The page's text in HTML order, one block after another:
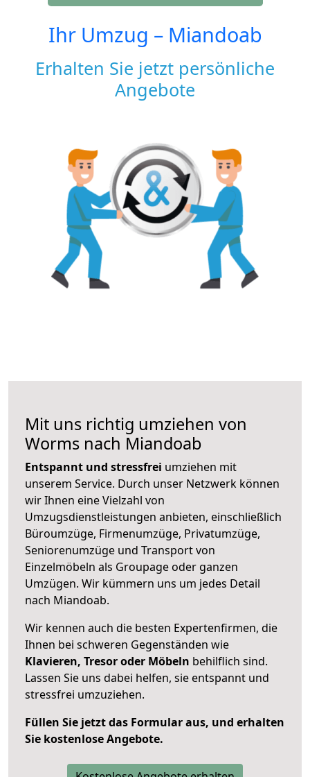
Ihr Umzug – Miandoab
Erhalten Sie jetzt persönliche
Angebote
Mit uns richtig umziehen von
Worms nach Miandoab
Entspannt und stressfrei umziehen mit
unserem Service. Durch unser Netzwerk können
wir Ihnen eine Vielzahl von
Umzugsdienstleistungen anbieten, einschließlich
Büroumzüge, Firmenumzüge, Privatumzüge,
Seniorenumzüge und Transport von
Einzelmöbeln als Groupage oder ganzen
Umzügen. Wir kümmern uns um jedes Detail
nach Miandoab.
Wir kennen auch die besten Expertenfirmen, die
Ihnen bei schweren Gegenständen wie
Klavieren, Tresor oder Möbeln behilflich sind.
Lassen Sie uns dabei helfen, sie entspannt und
stressfrei umzuziehen.
Füllen Sie jetzt das Formular aus, und erhalten
Sie kostenlose Angebote.